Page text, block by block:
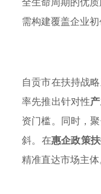
需构建覆盖企业
自贡市在扶持战
率先推出针对性
资门槛。同时，
斜。在惠企政策
精准直达市场主